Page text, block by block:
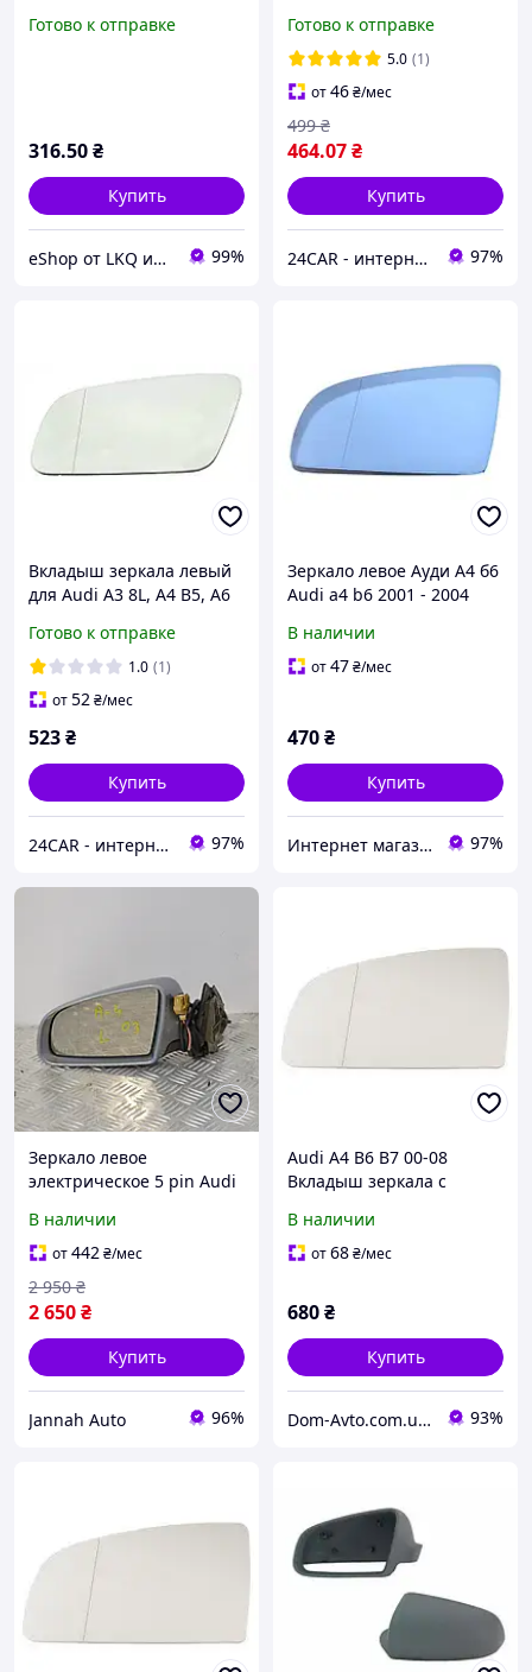
6423503
Готово к отправке
316.50₴
Купить
eShop от LKQ интернет-магазин автозапчастей 99%
Готово к отправке
5.0 (1)
от46₴/мес
464.07₴
499 ₴
Купить
24CAR - интернет магазин запчастей и аксессуаров 97%
Вкладыш зеркала левый
для Audi A3 8L, A4 B5, A6
Готово к отправке
1.0 (1)
от52₴/мес
523₴
Купить
24CAR - интернет магазин запчастей и аксессуаров 97%
Зеркало левое Ауди А4 б6
Audi a4 b6 2001 - 2004
В наличии
от47₴/мес
470₴
Купить
Интернет магазин - Faraplus 97%
Зеркало левое
электрическое 5 pin Audi
левое Ауди а4 б6
50009FA0
В наличии
от442₴/мес
2 650₴
2 950 ₴
Купить
Jannah Auto 96%
Audi A4 B6 B7 00-08
Вкладыш зеркала с
В наличии
от68₴/мес
680₴
Купить
Dom-Avto.com.ua - Запчастини та аксесуари за вигідною ціною 93%